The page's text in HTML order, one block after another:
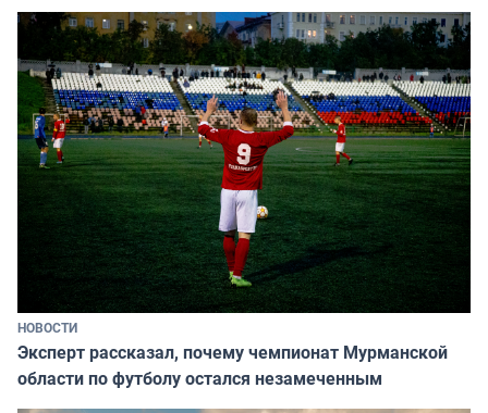
НОВОСТИ
Эксперт рассказал, почему чемпионат Мурманской
области по футболу остался незамеченным